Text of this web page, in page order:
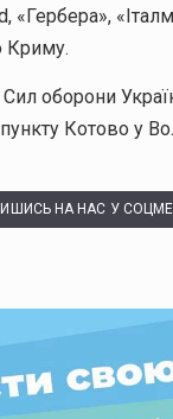
«Гербера»,
Криму.
оборони
Котово у
НА НАС У